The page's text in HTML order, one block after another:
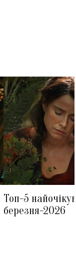
Топ-5
березня-2026